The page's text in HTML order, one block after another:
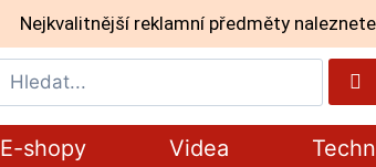
Nejkvalitnější reklamní předměty
E-shopy Videa